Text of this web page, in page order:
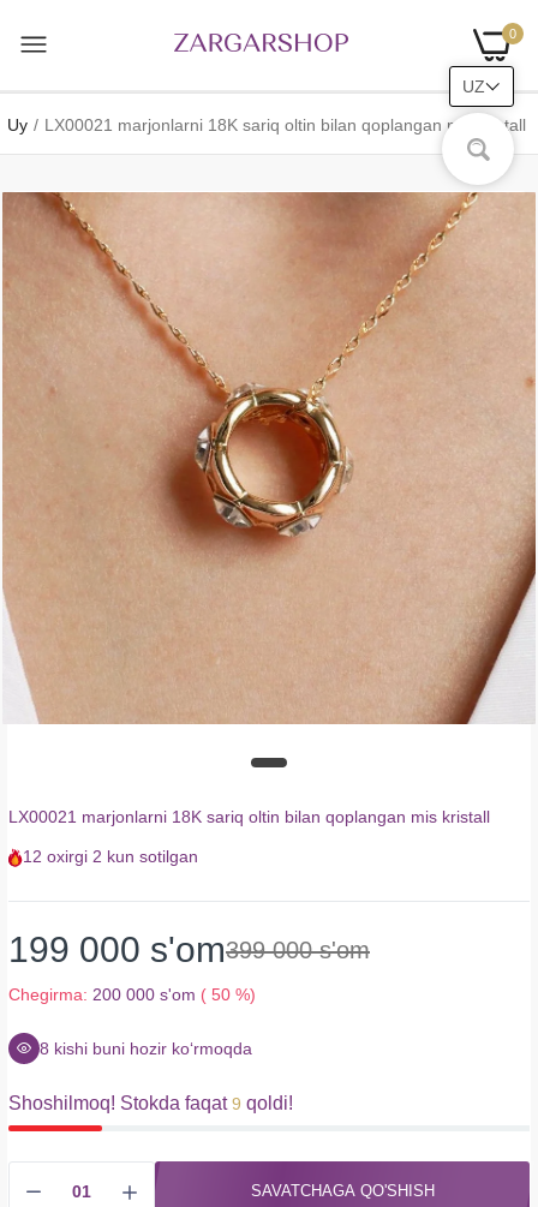
0
Uy LX00021 marjonlarni 18K sariq oltin bilan qoplangan mis kristall
LX00021 marjonlarni 18K sariq oltin bilan qoplangan mis kristall
12 oxirgi 2 kun sotilgan
199 000 s'om399 000 s'om
Chegirma: 200 000 s'om ( 50 %)
8 kishi buni hozir koʻrmoqda
Shoshilmoq! Stokda faqat9 qoldi!
SAVATCHAGA QO'SHISH
UZ